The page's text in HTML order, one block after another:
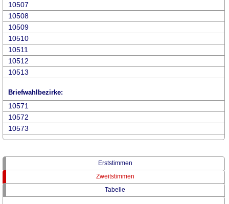
10507
10508
10509
10510
10511
10512
10513
Briefwahlbezirke:
10571
10572
10573
Erststimmen
Zweitstimmen
Tabelle